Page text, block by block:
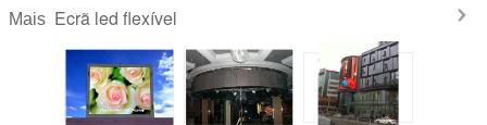
Mais Ecrã led flexível